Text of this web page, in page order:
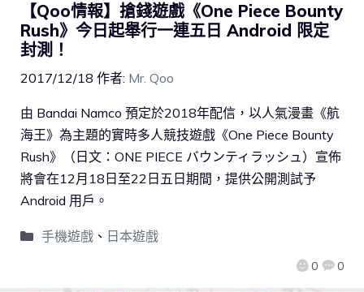
【Qoo情報】搶錢遊戲《One Piece Bounty
Rush》今日起舉行一連五日 Android 限定
封測！
2017/12/18 作者: Mr. Qoo
0 0
由 Bandai Namco 預定於2018年配信，以人氣漫畫《航
海王》為主題的實時多人競技遊戲《One Piece Bounty
Rush》（日文：ONE PIECE バウンティラッシュ）宣佈
將會在12月18日至22日五日期間，提供公開測試予
Android 用戶。
手機遊戲、 日本遊戲